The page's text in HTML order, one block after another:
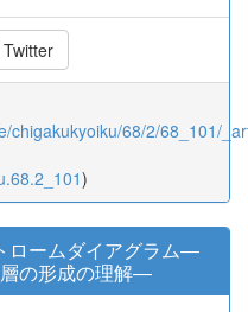
Twitter
chigakukyoiku/68/2/68_101/
)
ロームダイアグラム―
の形成の理解―